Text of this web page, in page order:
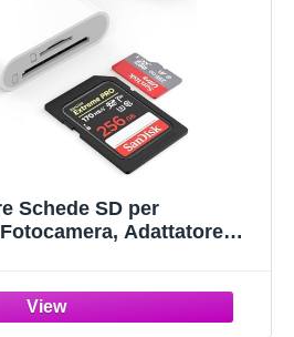
Schede SD per
Adattatore
Reader for iPhone Lettore
USB C